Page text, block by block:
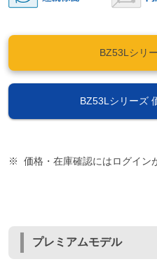
BZ53Lシリ
BZ53Lシリーズ
価格・在庫確認にはログイン
プレミアムモデル